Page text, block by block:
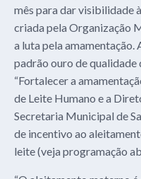
mês para dar visibilidade
criada pela Organização
a luta pela amamentação.
padrão ouro de
“Fortalecer a
de Leite Humano e a
Secretaria Municipal de
de incentivo ao
leite (veja programação